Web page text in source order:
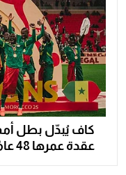
عقدة عمرها 48 عامًا والسنغال يفقد اللقب